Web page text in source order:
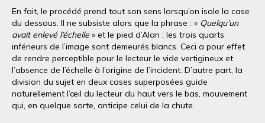
En fait, le procédé prend tout son sens lorsqu’on isole la case
du dessous. Il ne subsiste alors que la phrase : « Quelqu’un
avait enlevé l’échelle » et le pied d’Alan ; les trois quarts
inférieurs de l’image sont demeurés blancs. Ceci a pour effet
de rendre perceptible pour le lecteur le vide vertigineux et
l’absence de l’échelle à l’origine de l’incident. D’autre part, la
division du sujet en deux cases superposées guide
naturellement l’œil du lecteur du haut vers le bas, mouvement
qui, en quelque sorte, anticipe celui de la chute.